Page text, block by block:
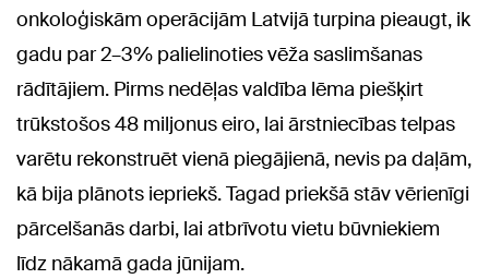
onkoloģiskām operācijām Latvijā turpina pieaugt, ik
gadu par 2–3% palielinoties vēža saslimšanas
rādītājiem. Pirms nedēļas valdība lēma piešķirt
trūkstošos 48 miljonus eiro, lai ārstniecības telpas
varētu rekonstruēt vienā piegājienā, nevis pa daļām,
kā bija plānots iepriekš. Tagad priekšā stāv vērienīgi
pārcelšanās darbi, lai atbrīvotu vietu būvniekiem
līdz nākamā gada jūnijam.